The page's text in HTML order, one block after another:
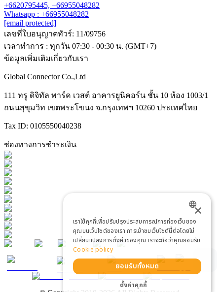
+6620795445, +66955048282
Whatsapp : +66955048282
[email protected]
เลขที่ใบอนุญาตทัวร์: 11/09756
เวลาทำการ : ทุกวัน 07:30 - 00:30 น. (GMT+7)
ข้อมูลเพิ่มเติมเกี่ยวกับเรา
Global Connector Co.,Ltd
111 ทรู ดิจิทัล พาร์ค เวสต์ อาคารยูนิคอร์น ชั้น 10 ห้อง 1003/1
ถนนสุขุมวิท เขตพระโขนง จ.กรุงเทพฯ 10260 ประเทศไทย
Tax ID: 0105550040238
ช่องทางการชำระเงิน
ENGLISH
THAI
×
เราใช้คุกกี้เพื่อปรับปรุงประสบการณ์การท่องเว็บของ
คุณบนเว็บไซต์ของเรา การเข้าชมเว็บไซต์นี้ต่อโดยไม่
เปลี่ยนแปลงการตั้งค่าของคุณ เราจะถือว่าคุณยอมรับ
Cookie policy
ยอมรับทั้งหมด
ตั้งค่าคุกกี้